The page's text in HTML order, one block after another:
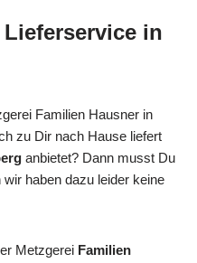
in
Familien Hausner in
zu Dir nach Hause liefert
anbietet? Dann musst Du
haben dazu leider keine
Metzgerei Familien